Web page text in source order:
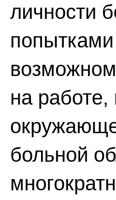
личности
на
больной